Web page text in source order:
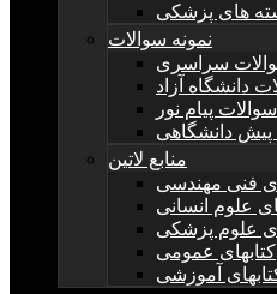
های پزشکی
نمونه سوالات
سراسری
دانشگاه آزاد
پیام نور
پیش دانشگاهی
منابع لاتین
فنی مهندسی
علوم انسانی
علوم پزشکی
کتابهای عمومی
آموزشی